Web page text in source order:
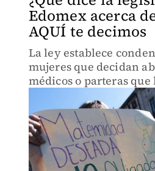
Edomex acerca
AQUÍ te decimos
La ley establece
mujeres que decidan
médicos o parteras